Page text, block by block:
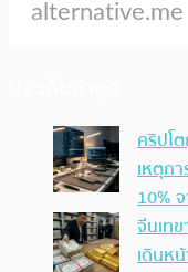
คริปโ
เหตุก
10%
จีนเท
เดินห